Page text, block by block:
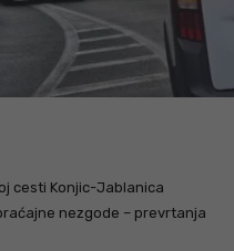
cesti Konjic-Jablanica
nezgode – prevrtanja